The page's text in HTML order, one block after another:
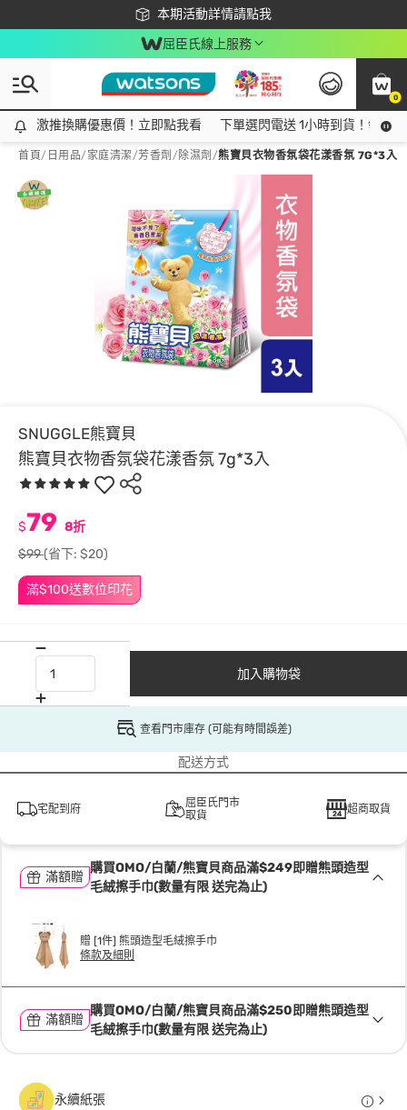
本期活動詳情請點我
下載app最高回饋$350
屈臣氏線上服務
0
激推換購優惠價！立即點我看
激推換購優惠價！立即點我看 下單選閃電送 1小時到貨！領神
首頁/ 日用品/ 家庭清潔/芳香劑/除濕劑 /熊寶貝衣物香氛袋花漾香氛 7G*3入
SNUGGLE熊寶貝
熊寶貝衣物香氛袋花漾香氛 7g*3入
滿$100送數位印花
$79 8折
$99(省下: $20)
加入購物袋
查看門市庫存 (可能有時間誤差)
配送方式
宅配到府
屈臣氏門市
取貨
超商取貨
滿額贈
購買OMO/白蘭/熊寶貝商品滿$249即贈熊頭造型
毛絨擦手巾(數量有限 送完為止)
贈 [1件] 熊頭造型毛絨擦手巾
條款及細則
滿額贈
購買OMO/白蘭/熊寶貝商品滿$250即贈熊頭造型
毛絨擦手巾(數量有限 送完為止)
永續紙張